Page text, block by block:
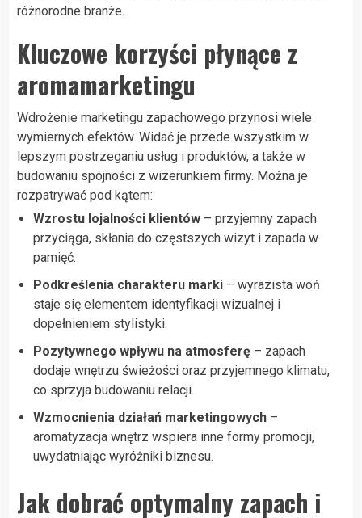
różnorodne branże.
Kluczowe korzyści płynące z
aromamarketingu
Wdrożenie marketingu zapachowego przynosi wiele
wymiernych efektów. Widać je przede wszystkim w
lepszym postrzeganiu usług i produktów, a także w
budowaniu spójności z wizerunkiem firmy. Można je
rozpatrywać pod kątem:
Wzrostu lojalności klientów – przyjemny zapach
przyciąga, skłania do częstszych wizyt i zapada w
pamięć.
Podkreślenia charakteru marki – wyrazista woń
staje się elementem identyfikacji wizualnej i
dopełnieniem stylistyki.
Pozytywnego wpływu na atmosferę – zapach
dodaje wnętrzu świeżości oraz przyjemnego klimatu,
co sprzyja budowaniu relacji.
Wzmocnienia działań marketingowych –
aromatyzacja wnętrz wspiera inne formy promocji,
uwydatniając wyróżniki biznesu.
Jak dobrać optymalny zapach i